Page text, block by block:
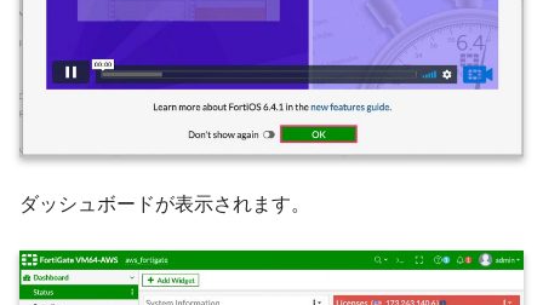
ダッシュボードが表示されます。